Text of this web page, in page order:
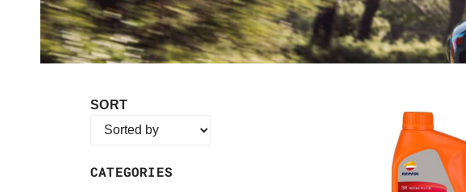
SORT
CATEGORIES